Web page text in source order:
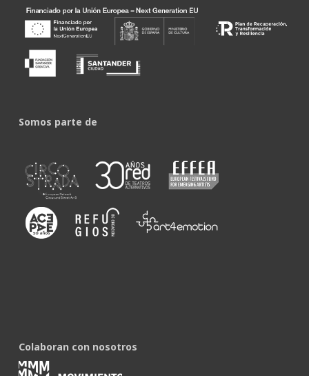
Somos parte de
Colaboran con nosotros